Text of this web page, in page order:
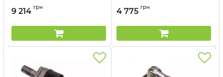
Артикул:
9 214 грн 4 775 грн